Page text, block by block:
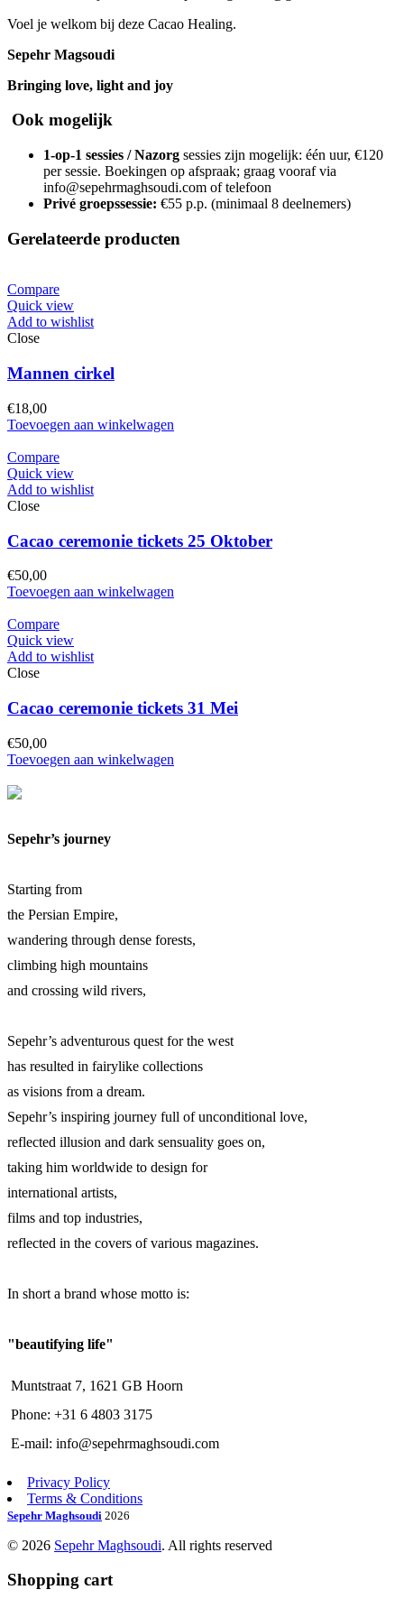
Voel je welkom bij deze Cacao Healing.
Sepehr Magsoudi
Bringing love, light and joy
Ook mogelijk
1-op-1 sessies / Nazorg sessies zijn mogelijk: één uur, €120
per sessie. Boekingen op afspraak; graag vooraf via
info@sepehrmaghsoudi.com of telefoon
Privé groepssessie: €55 p.p. (minimaal 8 deelnemers)
Gerelateerde producten
Compare
Quick view
Add to wishlist
Close
Mannen cirkel
€18,00
Toevoegen aan winkelwagen
Compare
Quick view
Add to wishlist
Close
Cacao ceremonie tickets 25 Oktober
€50,00
Toevoegen aan winkelwagen
Compare
Quick view
Add to wishlist
Close
Cacao ceremonie tickets 31 Mei
€50,00
Toevoegen aan winkelwagen
Sepehr’s journey
Starting from
the Persian Empire,
wandering through dense forests,
climbing high mountains
and crossing wild rivers,
Sepehr’s adventurous quest for the west
has resulted in fairylike collections
as visions from a dream.
Sepehr’s inspiring journey full of unconditional love,
reflected illusion and dark sensuality goes on,
taking him worldwide to design for
international artists,
films and top industries,
reflected in the covers of various magazines.
In short a brand whose motto is:
"beautifying life"
Muntstraat 7, 1621 GB Hoorn
Phone: +31 6 4803 3175
E-mail: info@sepehrmaghsoudi.com
Privacy Policy
Terms & Conditions
Sepehr Maghsoudi 2026
© 2026 Sepehr Maghsoudi. All rights reserved
Shopping cart